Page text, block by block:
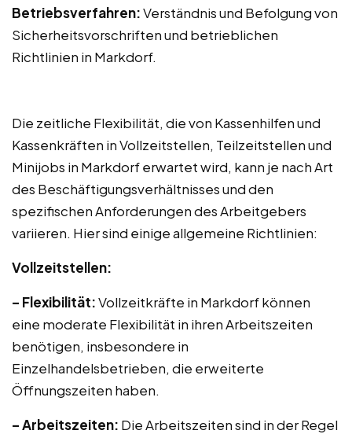
Betriebsverfahren:Verständnis und Befolgung von
Sicherheitsvorschriften und betrieblichen
Richtlinien in Markdorf.
Die zeitliche Flexibilität, die von Kassenhilfen und
Kassenkräften in Vollzeitstellen, Teilzeitstellen und
Minijobs in Markdorf erwartet wird, kann je nach Art
des Beschäftigungsverhältnisses und den
spezifischen Anforderungen des Arbeitgebers
variieren. Hier sind einige allgemeine Richtlinien:
Vollzeitstellen:
– Flexibilität:Vollzeitkräfte in Markdorf können
eine moderate Flexibilität in ihren Arbeitszeiten
benötigen, insbesondere in
Einzelhandelsbetrieben, die erweiterte
Öffnungszeiten haben.
– Arbeitszeiten: Die Arbeitszeiten sind in der Regel